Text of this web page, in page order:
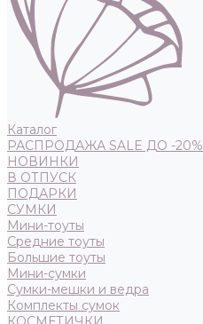
Каталог
РАСПРОДАЖА SALE ДО -20%
НОВИНКИ
В ОТПУСК
ПОДАРКИ
СУМКИ
Мини-тоуты
Средние тоуты
Большие тоуты
Мини-сумки
Сумки-мешки и ведра
Комплекты сумок